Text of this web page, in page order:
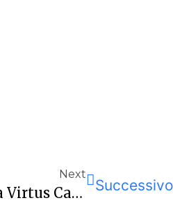
Next
Alla Ricerca Della Quarta Di Fila: La Virtus Cagliari Ci Prova Contro La Repower Sanga Milano Successivo